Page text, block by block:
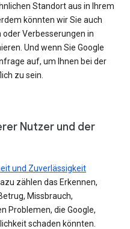
Standort aus in Ihrem
könnten wir Sie auch
Verbesserungen in
Und wenn Sie Google
auf, um Ihnen bei der
zu sein.
Nutzer und der
und Zuverlässigkeit
zählen das Erkennen,
Missbrauch,
Problemen, die Google,
schaden könnten.